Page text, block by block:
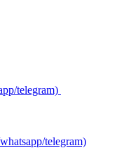
telegram)
telegram)